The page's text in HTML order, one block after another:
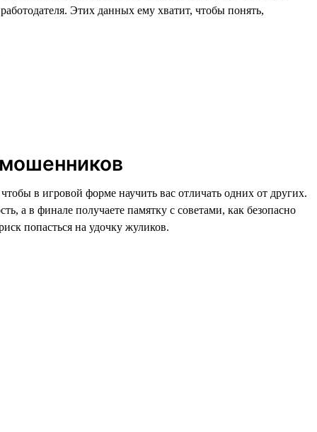
Этих данных ему хватит, чтобы понять,
в игровой форме научить вас отличать одних от других.
а в финале получаете памятку с советами, как безопасно
попасться на удочку жуликов.